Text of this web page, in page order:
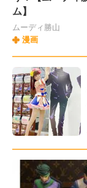
ム】
ムーディ勝山
漫画